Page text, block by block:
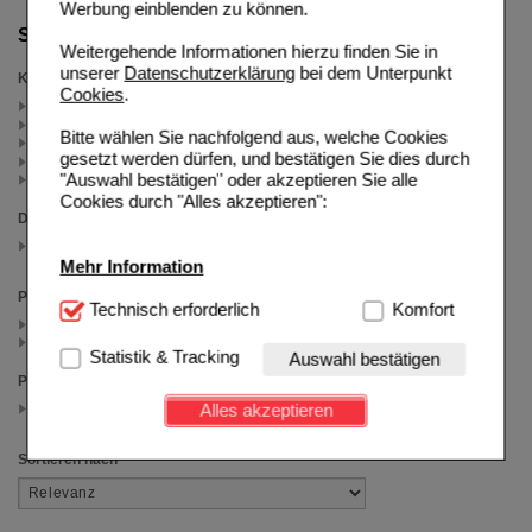
Werbung einblenden zu können.
Weitergehende Informationen hierzu finden Sie in
unserer Datenschutzerklärungbei dem Unterpunkt
Cookies.
Bitte wählen Sie nachfolgend aus, welche Cookies
gesetzt werden dürfen, und bestätigen Sie dies durch
"Auswahl bestätigen" oder akzeptieren Sie alle
Cookies durch "Alles akzeptieren":
Mehr Information
Technisch Notwendig:Hierbei handelt es sich um
Website notwendig sind (z.B. Navigation, Warenkorb,
Kundenkonto), weshalb auf diese nicht verzichtet
werden kann.
Einkaufserlebnis noch ansprechender zu gestalten,
beispielsweise für die Wiedererkennung des
Besuchers oder unsere Seite an bevorzugte
Technisch erforderlich Komfort
Statistik & Tracking Auswahl bestätigen
Alles akzeptieren
Suche verfeinern
Kategorien
JnJ Reiseapotheke (4)
Nicorette (2)
Sonstiges (1)
Weitere Arzneimittel (1)
Darreichungsform
(auswahl entfernen)
Packungsgröße
1 St (4)
Preis
Sortieren nach